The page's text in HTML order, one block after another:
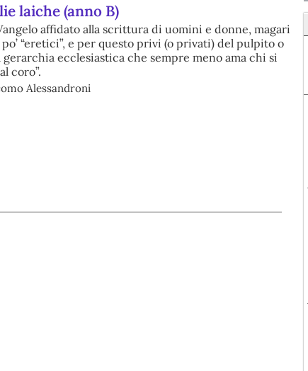
laiche (anno B)
affidato alla scrittura di uomini e donne, magari
“eretici”, e per questo privi (o privati) del pulpito o
ecclesiastica che sempre meno ama chi si
coro”.
Alessandroni